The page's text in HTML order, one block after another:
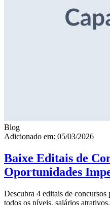
Blog
Adicionado em: 05/03/2026
Baixe Editais de
Oportunidades
Descubra 4 editais de
todos os níveis, salários